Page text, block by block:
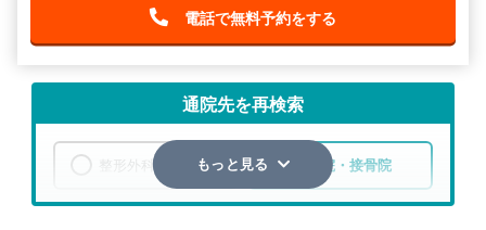
電話で無料予約をする
通院先を再検索
整形外科 整骨院・接骨院
もっと見る